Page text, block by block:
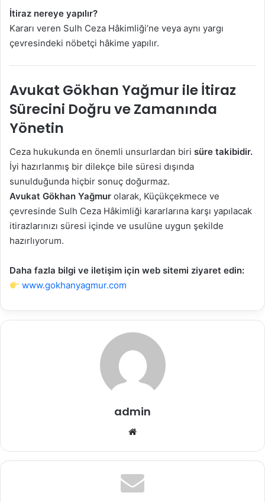
İtiraz nereye yapılır?
Kararı veren Sulh Ceza Hâkimliği’ne veya aynı yargı
çevresindeki nöbetçi hâkime yapılır.
Avukat Gökhan Yağmur ile İtiraz
Sürecini Doğru ve Zamanında
Yönetin
Ceza hukukunda en önemli unsurlardan biri süre takibidir.
İyi hazırlanmış bir dilekçe bile süresi dışında
sunulduğunda hiçbir sonuç doğurmaz.
Avukat Gökhan Yağmur olarak, Küçükçekmece ve
çevresinde Sulh Ceza Hâkimliği kararlarına karşı yapılacak
itirazlarınızı süresi içinde ve usulüne uygun şekilde
hazırlıyorum.
Daha fazla bilgi ve iletişim için web sitemi ziyaret edin:
www.gokhanyagmur.com
admin